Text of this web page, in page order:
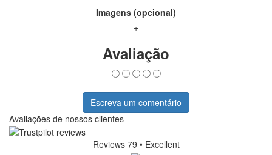
Imagens (opcional)
+
Avaliação
Escreva um comentário
Avaliações de nossos clientes
Reviews 79 • Excellent